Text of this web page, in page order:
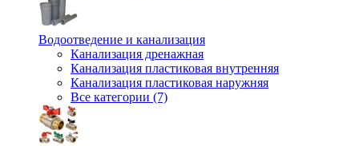
Водоотведение и канализация
Канализация дренажная
Канализация пластиковая внутренняя
Канализация пластиковая наружняя
Все категории (7)